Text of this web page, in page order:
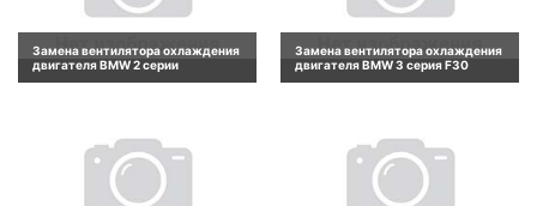
Замена вентилятора охлаждения
двигателя BMW 2 серии
Замена вентилятора охлаждения
двигателя BMW 3 серия F30